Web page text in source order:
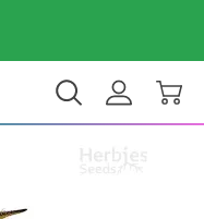
$ USD DE